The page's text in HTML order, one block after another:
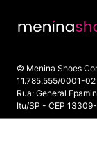
© Menina Shoes
11.785.555/0001-02
Rua: General
Itu/SP - CEP